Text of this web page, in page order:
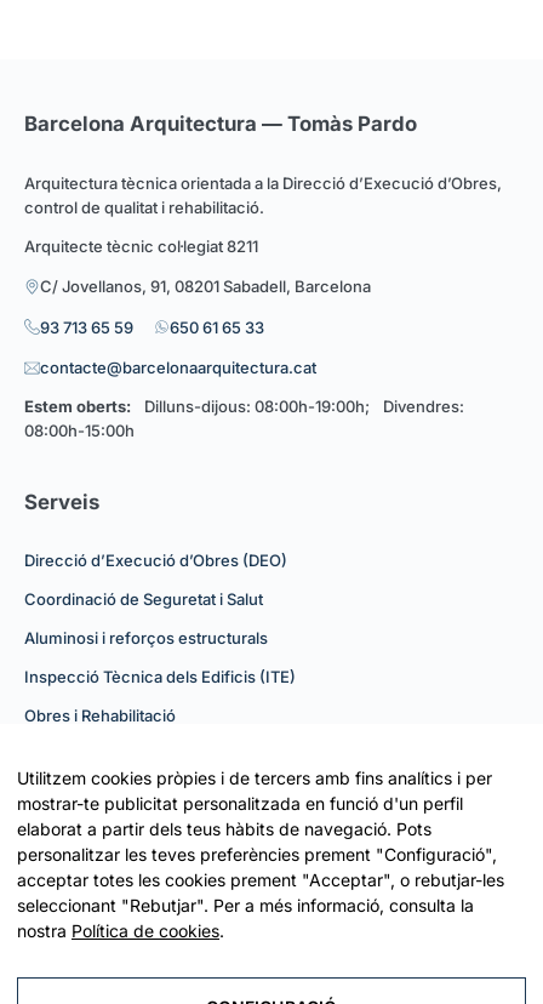
Barcelona Arquitectura — Tomàs Pardo
Arquitectura tècnica orientada a la Direcció d’Execució d’Obres,
control de qualitat i rehabilitació.
Arquitecte tècnic col·legiat 8211
C/ Jovellanos, 91, 08201 Sabadell, Barcelona
93 713 65 59 650 61 65 33
contacte@barcelonaarquitectura.cat
Estem oberts:
Dilluns-dijous: 08:00h-19:00h; Divendres:
08:00h-15:00h
Serveis
Direcció d’Execució d’Obres (DEO)
Coordinació de Seguretat i Salut
Aluminosi i reforços estructurals
Inspecció Tècnica dels Edificis (ITE)
Obres i Rehabilitació
Navegació
L’Estudi
Projectes
Contacte
Utilitzem cookies pròpies i de tercers amb fins analítics i per
mostrar-te publicitat personalitzada en funció d'un perfil
elaborat a partir dels teus hàbits de navegació. Pots
personalitzar les teves preferències prement "Configuració",
acceptar totes les cookies prement "Acceptar", o rebutjar-les
seleccionant "Rebutjar". Per a més informació, consulta la
nostra Política de cookies.